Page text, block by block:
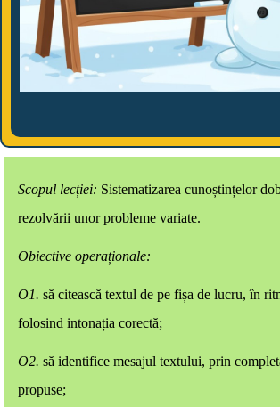
Scopul lecției: Sistematizarea cunoștințelor
rezolvării unor probleme variate.
Obiective operaționale:
O1. să citească textul de pe fișa de lucru, în
folosind intonația corectă;
O2. să identifice mesajul textului, prin
propuse;